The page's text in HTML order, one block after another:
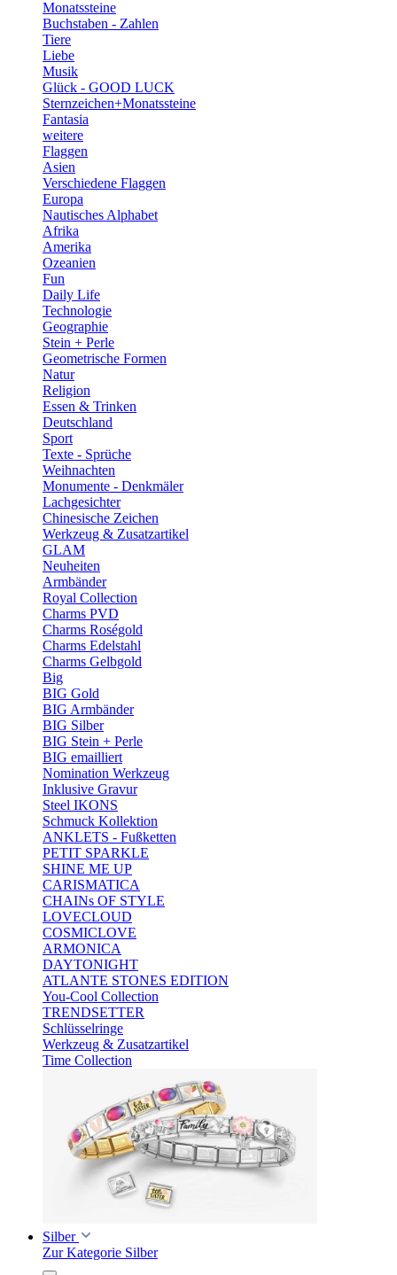
Monatssteine
Buchstaben - Zahlen
Tiere
Liebe
Musik
Glück - GOOD LUCK
Sternzeichen+Monatssteine
Fantasia
weitere
Flaggen
Asien
Verschiedene Flaggen
Europa
Nautisches Alphabet
Afrika
Amerika
Ozeanien
Fun
Daily Life
Technologie
Geographie
Stein + Perle
Geometrische Formen
Natur
Religion
Essen & Trinken
Deutschland
Sport
Texte - Sprüche
Weihnachten
Monumente - Denkmäler
Lachgesichter
Chinesische Zeichen
Werkzeug & Zusatzartikel
GLAM
Neuheiten
Armbänder
Royal Collection
Charms PVD
Charms Roségold
Charms Edelstahl
Charms Gelbgold
Big
BIG Gold
BIG Armbänder
BIG Silber
BIG Stein + Perle
BIG emailliert
Nomination Werkzeug
Inklusive Gravur
Steel IKONS
Schmuck Kollektion
ANKLETS - Fußketten
PETIT SPARKLE
SHINE ME UP
CARISMATICA
CHAINs OF STYLE
LOVECLOUD
COSMICLOVE
ARMONICA
DAYTONIGHT
ATLANTE STONES EDITION
You-Cool Collection
TRENDSETTER
Schlüsselringe
Werkzeug & Zusatzartikel
Time Collection
Silber
Zur Kategorie Silber